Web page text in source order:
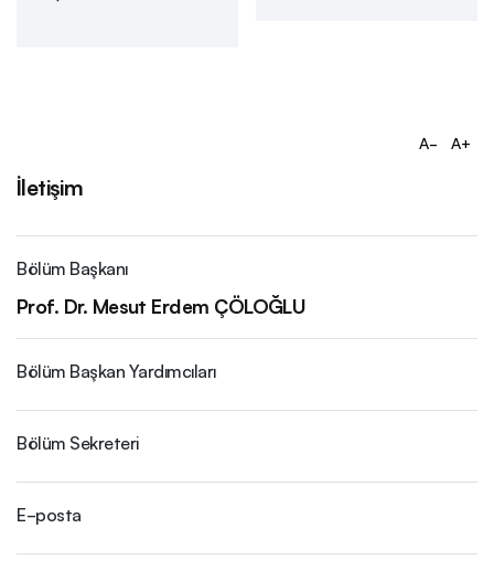
A- A+
İletişim
Bölüm Başkanı
Prof. Dr. Mesut Erdem ÇÖLOĞLU
Bölüm Başkan Yardımcıları
Bölüm Sekreteri
E-posta